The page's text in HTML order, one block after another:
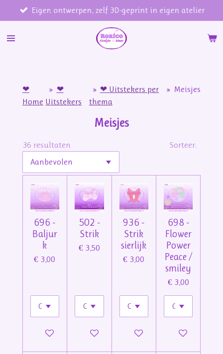
direct
naar
Eigen ontwerpen, zelf 3D-geprint in eigen atelier
❤
Home
» ❤
Uitstekers
» ❤ Uitstekers per
thema
» Meisjes
Meisjes
36 resultaten Sorteer:
696 -
Baljur
k
€ 3,00
In winkelwagen
502 -
Strik
€ 3,50
In winkelwagen
936 -
Strik
sierlijk
€ 3,00
In winkelwagen
698 -
Flower
Power
Peace /
smiley
€ 3,00
In winkelwagen